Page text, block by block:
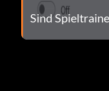
Sind